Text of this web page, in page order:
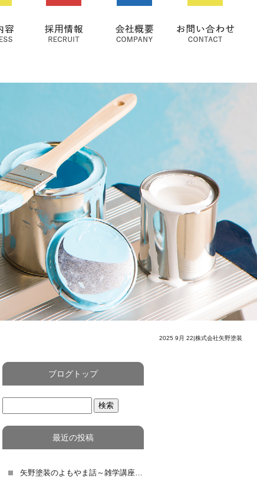
2025 9月 22|株式会社矢野塗装
ブログトップ
最近の投稿
矢野塗装のよもやま話～雑学講座３夏の塗装工事で大切なポイントとメンテナンス